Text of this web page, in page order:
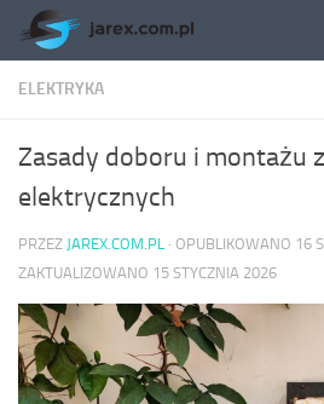
Skip to content
ELEKTRYKA
Zasady doboru i montażu
elektrycznych
PRZEZ JAREX.COM.PL · OPUBLIKOWANO 16
ZAKTUALIZOWANO 15 STYCZNIA 2026